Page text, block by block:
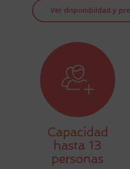
Ver disponibildad y
Capacidad
hasta 13
personas